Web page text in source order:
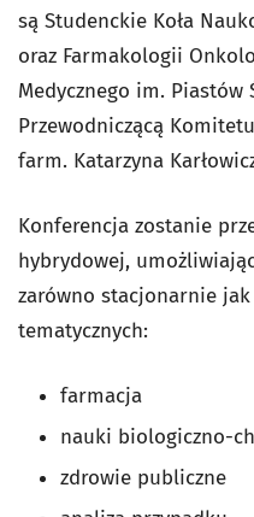
są Studenckie Koła
oraz Farmakologii
Medycznego im. Piastów
Przewodniczącą
farm. Katarzyna
Konferencja zostanie
hybrydowej,
zarówno stacjonarnie
tematycznych:
farmacja
nauki biologiczno-
zdrowie publiczne